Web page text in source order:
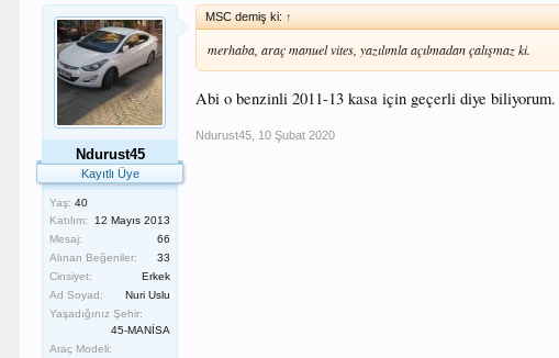
Ndurust45
Kayıtlı Üye
Yaş: 40
Katılım:
12 Mayıs 2013
Mesaj:
66
Alınan Beğeniler:
33
Cinsiyet:
Erkek
Ad Soyad:
Nuri Uslu
Yaşadığınız Şehir:
45-MANİSA
Araç Modeli:
MSC demiş ki: ↑
merhaba, araç manuel vites, yazılımla açılmadan çalışmaz ki.
Abi o benzinli 2011-13 kasa için geçerli diye
Ndurust45 10 Şubat 2020